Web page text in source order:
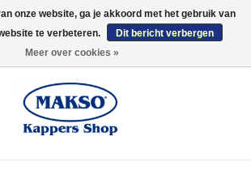
0 Artikelen - €0,00
onze website, ga je akkoord met het gebruik van
te verbeteren.
Dit bericht verbergen
Meer over cookies »